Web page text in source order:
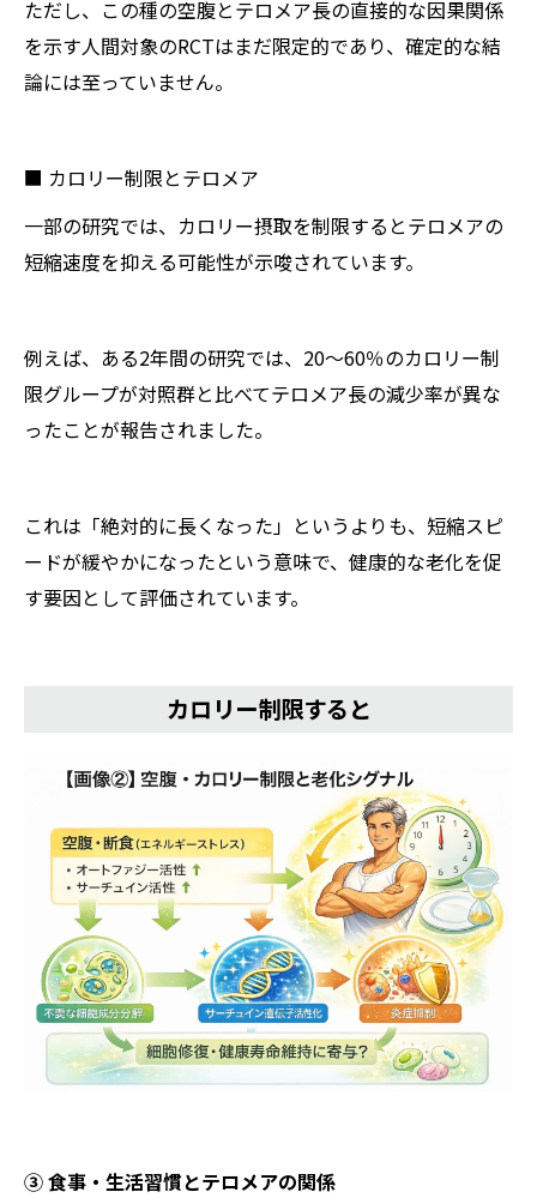
ただし、この種の空腹とテロメア長の直接的な因果関係
を示す人間対象のRCTはまだ限定的であり、確定的な結
論には至っていません。
■ カロリー制限とテロメア
一部の研究では、カロリー摂取を制限するとテロメアの
短縮速度を抑える可能性が示唆されています。
例えば、ある2年間の研究では、20〜60％のカロリー制
限グループが対照群と比べてテロメア長の減少率が異な
ったことが報告されました。
これは「絶対的に長くなった」というよりも、短縮スピ
ードが緩やかになったという意味で、健康的な老化を促
す要因として評価されています。
カロリー制限すると
③ 食事・生活習慣とテロメアの関係